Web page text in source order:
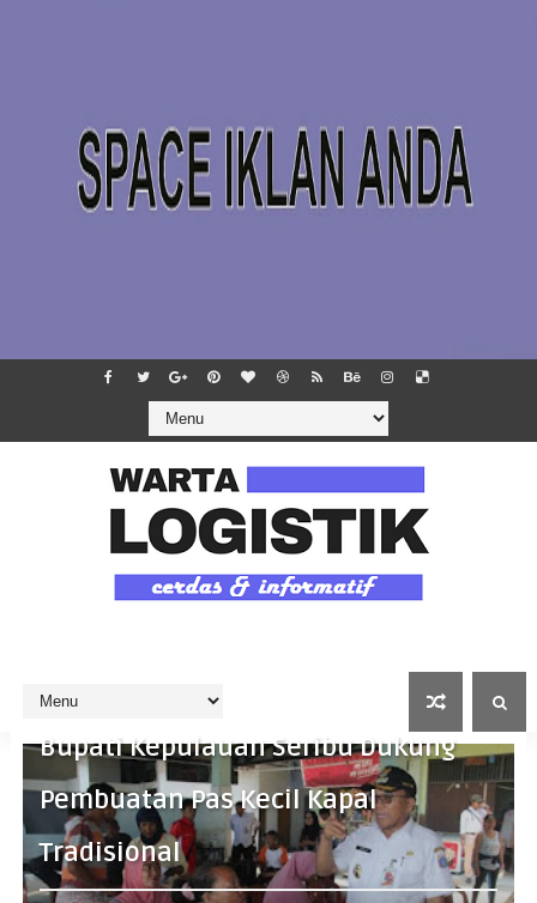
Bupati Kepulauan Seribu Dukung
Pembuatan Pas Kecil Kapal
Tradisional